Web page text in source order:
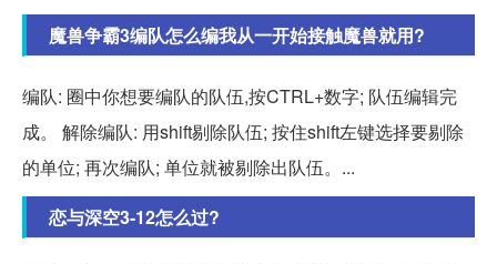
魔兽争霸3编队怎么编我从一开始接触魔兽就用?
编队: 圈中你想要编队的队伍,按CTRL+数字; 队伍编辑完
成。 解除编队: 用shift剔除队伍; 按住shift左键选择要剔除
的单位; 再次编队; 单位就被剔除出队伍。...
恋与深空3-12怎么过?